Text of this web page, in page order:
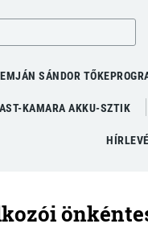
SÁNDOR
KAMARA AKKU-SZTIK